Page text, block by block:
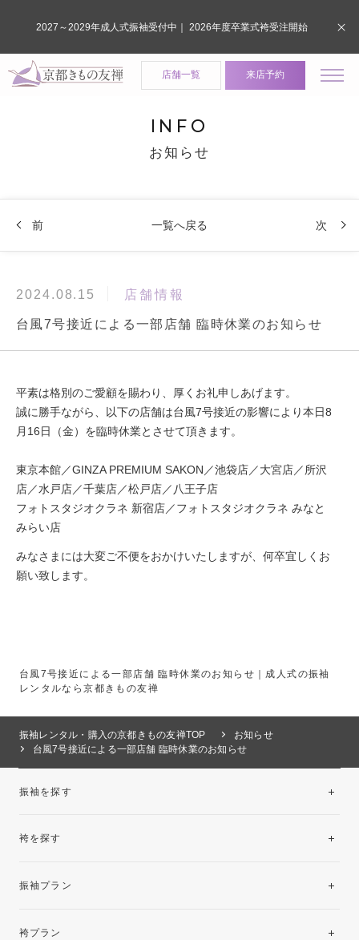
店舗一覧 来店予約
INFO
お知らせ
前 一覧へ戻る 次
2024.08.15 店舗情報
台風7号接近による一部店舗 臨時休業のお知らせ
平素は格別のご愛顧を賜わり、厚くお礼申しあげます。
誠に勝手ながら、以下の店舗は台風7号接近の影響により本日8
月16日（金）を臨時休業とさせて頂きます。
東京本館／GINZA PREMIUM SAKON／池袋店／大宮店／所沢
店／水戸店／千葉店／松戸店／八王子店
フォトスタジオクラネ 新宿店／フォトスタジオクラネ みなと
みらい店
みなさまには大変ご不便をおかけいたしますが、何卒宜しくお
願い致します。
台風7号接近による一部店舗 臨時休業のお知らせ｜成人式の振袖
レンタルなら京都きもの友禅
振袖レンタル・購入の京都きもの友禅TOP
お知らせ
台風7号接近による一部店舗 臨時休業のお知らせ
振袖を探す
袴を探す
振袖プラン
レンタルプラン
袴プラン
2027～2029年成人式振袖受付中｜ 2026年度卒業式袴受注開始